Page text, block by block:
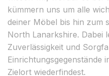
kümmern uns um alle
deiner Möbel bis hin zum
North Lanarkshire. Dabei
Zuverlässigkeit und
Einrichtungsgegenstände
Zielort wiederfindest.